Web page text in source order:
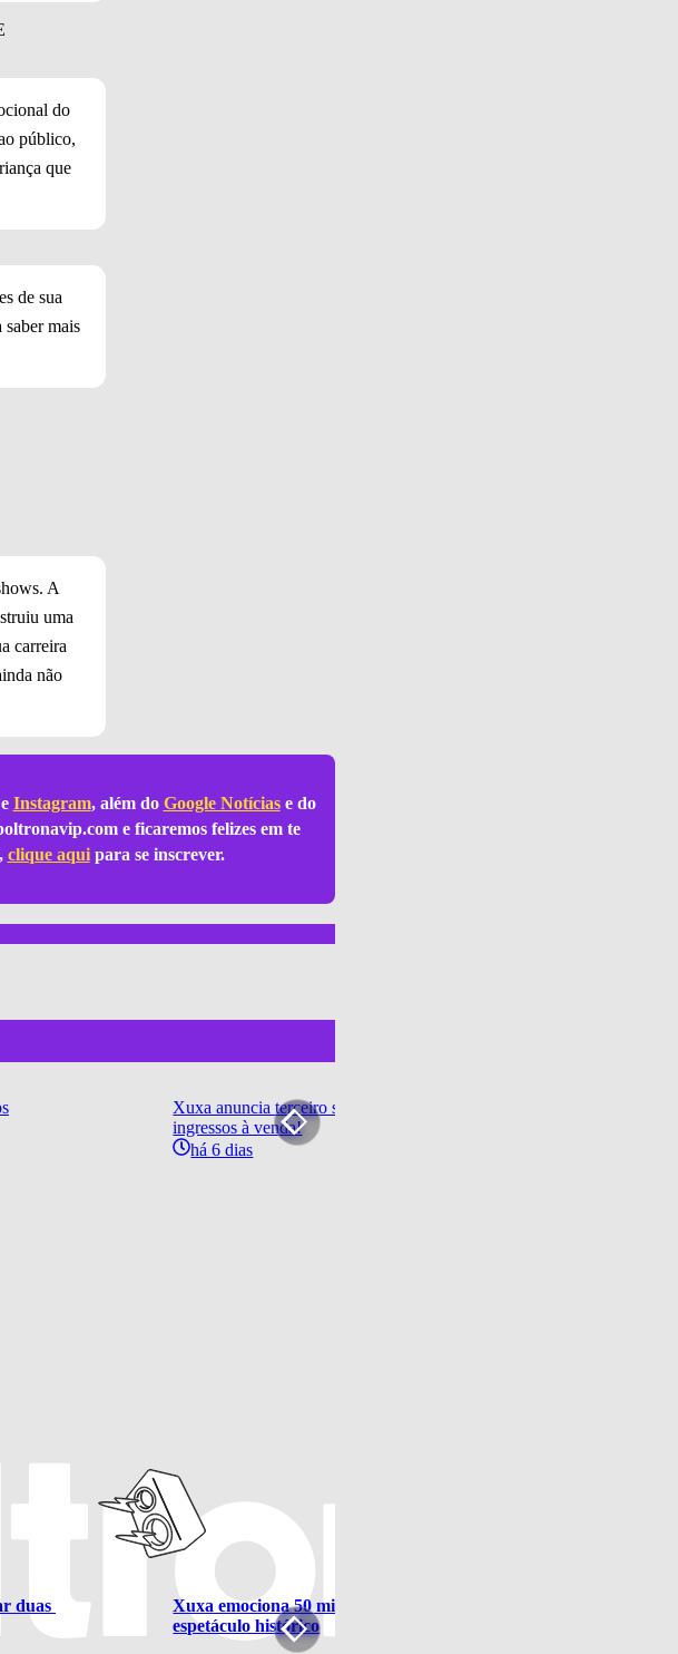
do
público,
que
de sua
saber mais
A
uma
carreira
não
Instagram, além do Google Notíciase do
e ficaremos felizes em te
clique aquipara se inscrever.
Xuxa anuncia terceiro show de “O Último Voo da Nave” em São Paulo
ingressos à venda!
há 6 dias
duas
Xuxa emociona 50 mil pessoas na estreia de “O Último Voo da
espetáculo histórico